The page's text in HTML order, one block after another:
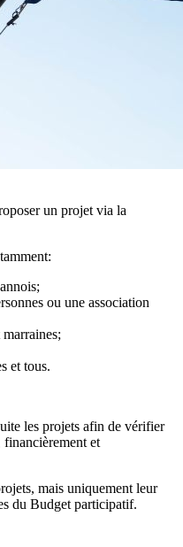
un projet via la
ou une association
et tous.
les projets afin de vérifier
financièrement et
mais uniquement leur
du Budget participatif.